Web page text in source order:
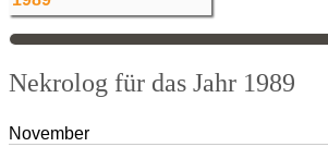
Nekrolog für das Jahr 1989
November